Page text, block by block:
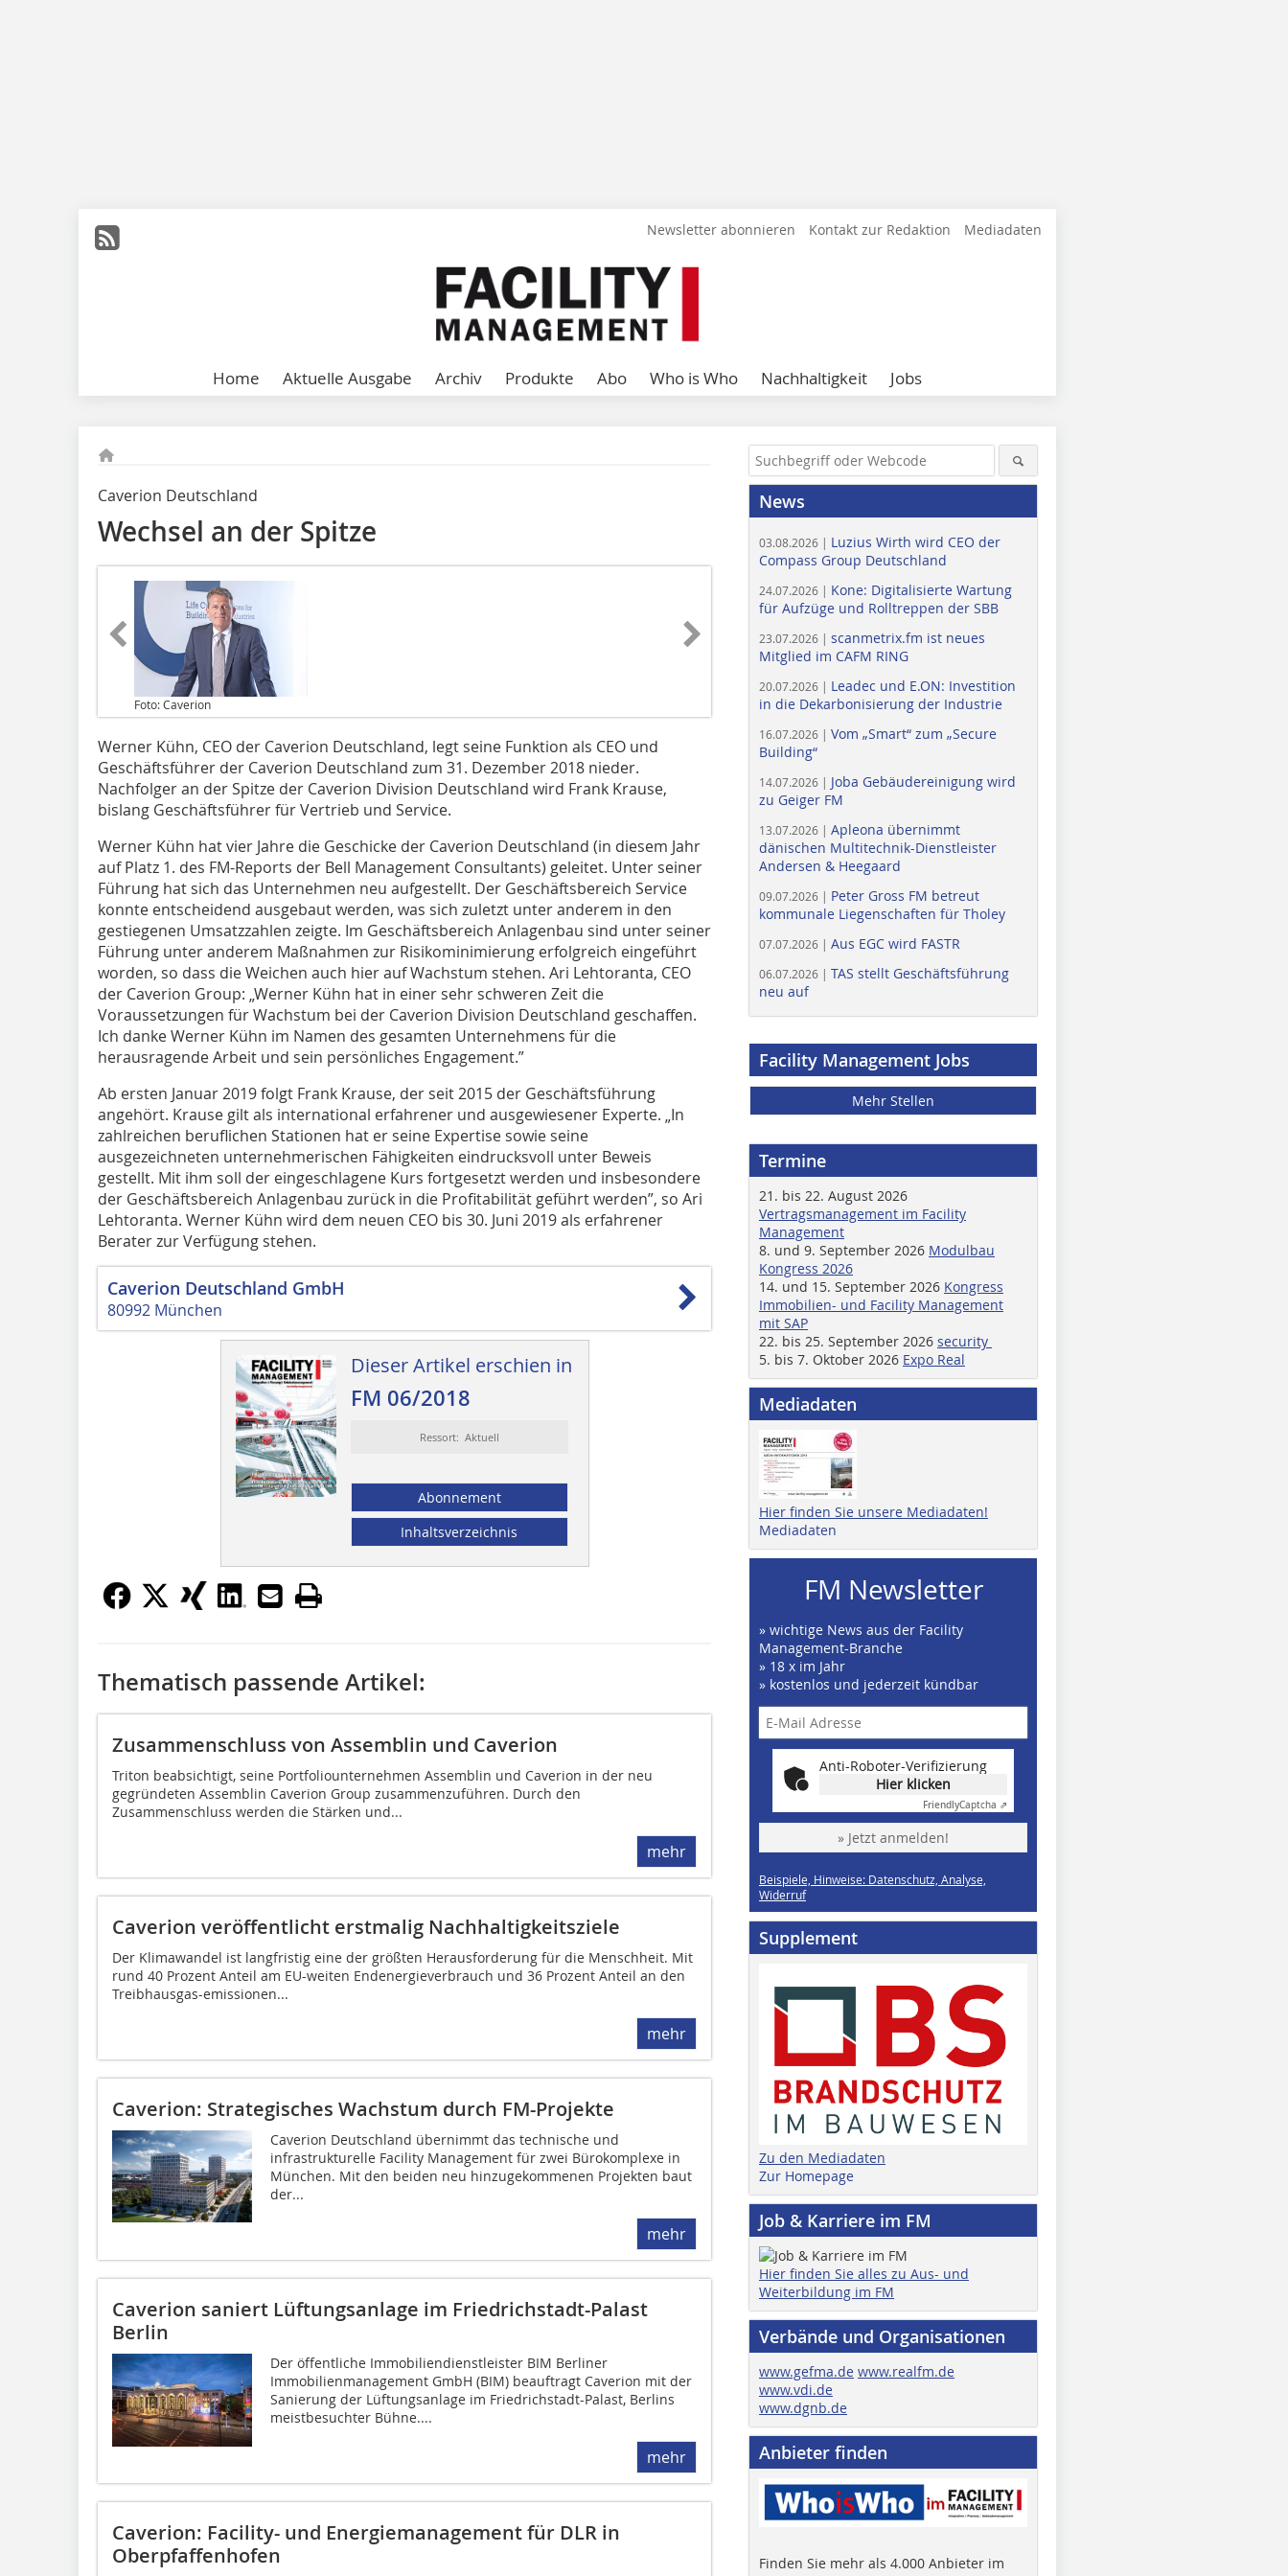
Newsletter abonnieren Kontakt zur Redaktion Mediadaten
Home Aktuelle Ausgabe Archiv Produkte Abo Who is Who Nachhaltigkeit Jobs
Caverion Deutschland
Wechsel an der Spitze
Foto: Caverion
Werner Kühn, CEO der Caverion Deutschland, legt seine Funktion als ­CEO und
Geschäftsführer der Caverion Deutschland zum 31. Dezember 2018 nieder.
Nachfolger an der Spitze der Ca­verion Division Deutschland wird Frank Krause,
bislang Geschäftsführer für Vertrieb und Service.
Werner Kühn hat vier Jahre die Geschicke der Caverion Deutschland (in diesem Jahr
auf Platz 1. des FM-Reports der Bell Management Consultants) geleitet. Unter seiner
Führung hat sich das Unternehmen neu aufgestellt. Der Geschäftsbereich Service
konnte entscheidend ausgebaut werden, was sich zuletzt unter anderem in den
gestiegenen Umsatzzahlen zeigte. Im Geschäftsbereich Anlagenbau sind unter seiner
Führung unter anderem Maßnahmen zur Risikominimierung erfolgreich eingeführt
worden, so dass die Weichen auch hier auf Wachstum stehen. Ari Lehtoranta, CEO
der Caverion Group: „Werner Kühn hat in einer sehr schweren Zeit die
Voraussetzungen für Wachstum bei der Caverion Division Deutschland geschaffen.
Ich danke Werner Kühn im Namen des gesamten Unternehmens für die
herausragende Arbeit und sein persönliches Engagement.”
Ab ersten Januar 2019 folgt Frank Krause, der seit 2015 der Geschäftsführung
angehört. Krause gilt als international erfahrener und ausgewiesener Experte. „In
zahlreichen beruflichen Stationen hat er seine Expertise sowie seine
ausgezeichneten unternehmerischen Fähigkeiten eindrucksvoll unter Beweis
gestellt. Mit ihm soll der eingeschlagene Kurs fortgesetzt werden und insbesondere
der Geschäftsbereich Anlagenbau zurück in die Profitabilität geführt werden”, so Ari
Lehtoranta. Werner Kühn wird dem neuen CEO bis 30. Juni 2019 als erfahrener
Berater zur Verfügung stehen.
Caverion Deutschland GmbH
80992 München
Dieser Artikel erschien in
FM 06/2018
Ressort: Aktuell
Abonnement
Inhaltsverzeichnis
Thematisch passende Artikel:
Zusammenschluss von Assemblin und Caverion
Triton beabsichtigt, seine Portfoliounternehmen Assemblin und Caverion in der neu
gegründeten Assemblin Caverion Group zusammenzuführen. Durch den
Zusammenschluss werden die Stärken und...
mehr
Caverion veröffentlicht erstmalig Nachhaltigkeitsziele
Der Klimawandel ist langfristig eine der größten Herausforderung für die Menschheit. Mit
rund 40 Prozent Anteil am EU-weiten Endenergieverbrauch und 36 Prozent Anteil an den
Treibhausgas-emissionen...
mehr
Caverion: Strategisches Wachstum durch FM-Projekte
Caverion Deutschland übernimmt das technische und
infrastrukturelle Facility Management für zwei Bürokomplexe in
München. Mit den beiden neu hinzugekommenen Projekten baut
der...
mehr
Caverion saniert Lüftungsanlage im Friedrichstadt-Palast
Berlin
Der öffentliche Immobiliendienstleister BIM Berliner
Immobilienmanagement GmbH (BIM) beauftragt Caverion mit der
Sanierung der Lüftungsanlage im Friedrichstadt-Palast, Berlins
meistbesuchter Bühne....
mehr
Caverion: Facility- und Energiemanagement für DLR in
Oberpfaffenhofen
News
03.08.2026 | Luzius Wirth wird CEO der
Compass Group Deutschland
24.07.2026 | Kone: Digitalisierte Wartung
für Aufzüge und Rolltreppen der SBB
23.07.2026 | scanmetrix.fm ist neues
Mitglied im CAFM RING
20.07.2026 | Leadec und E.ON: Investition
in die Dekarbonisierung der Industrie
16.07.2026 | Vom „Smart“ zum „Secure
Building“
14.07.2026 | Joba Gebäudereinigung wird
zu Geiger FM
13.07.2026 | Apleona übernimmt
dänischen Multitechnik-Dienstleister
Andersen & Heegaard
09.07.2026 | Peter Gross FM betreut
kommunale Liegenschaften für Tholey
07.07.2026 | Aus EGC wird FASTR
06.07.2026 | TAS stellt Geschäftsführung
neu auf
Facility Management Jobs
Mehr Stellen
Termine
21. bis 22. August 2026
Vertragsmanagement im Facility
Management
8. und 9. September 2026 Modulbau
Kongress 2026
14. und 15. September 2026 Kongress
Immobilien- und Facility Management
mit SAP
22. bis 25. September 2026 security
5. bis 7. Oktober 2026 Expo Real
Mediadaten
Hier finden Sie unsere Mediadaten!
Mediadaten
FM Newsletter
» wichtige News aus der Facility
Management-Branche
» 18 x im Jahr
» kostenlos und jederzeit kündbar
Anti-Roboter-Verifizierung
Hier klicken
FriendlyCaptcha ⇗
» Jetzt anmelden!
Beispiele, Hinweise: Datenschutz, Analyse,
Widerruf
Supplement
Zu den Mediadaten
Zur Homepage
Job & Karriere im FM
Hier finden Sie alles zu Aus- und
Weiterbildung im FM
Verbände und Organisationen
www.gefma.de www.realfm.de
www.vdi.de
www.dgnb.de
Anbieter finden
Finden Sie mehr als 4.000 Anbieter im